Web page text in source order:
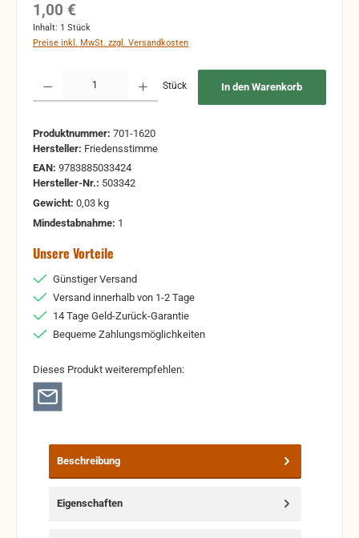
Regulärer Preis:
1,00 €
Inhalt: 1 Stück
Preise inkl. MwSt. zzgl. Versandkosten
Stück In den Warenkorb
Produktnummer: 701-1620
Hersteller: Friedensstimme
EAN: 9783885033424
Hersteller-Nr.: 503342
Gewicht: 0,03 kg
Mindestabnahme: 1
Unsere Vorteile
Günstiger Versand
Versand innerhalb von 1-2 Tage
14 Tage Geld-Zurück-Garantie
Bequeme Zahlungsmöglichkeiten
Dieses Produkt weiterempfehlen:
Beschreibung
Eigenschaften